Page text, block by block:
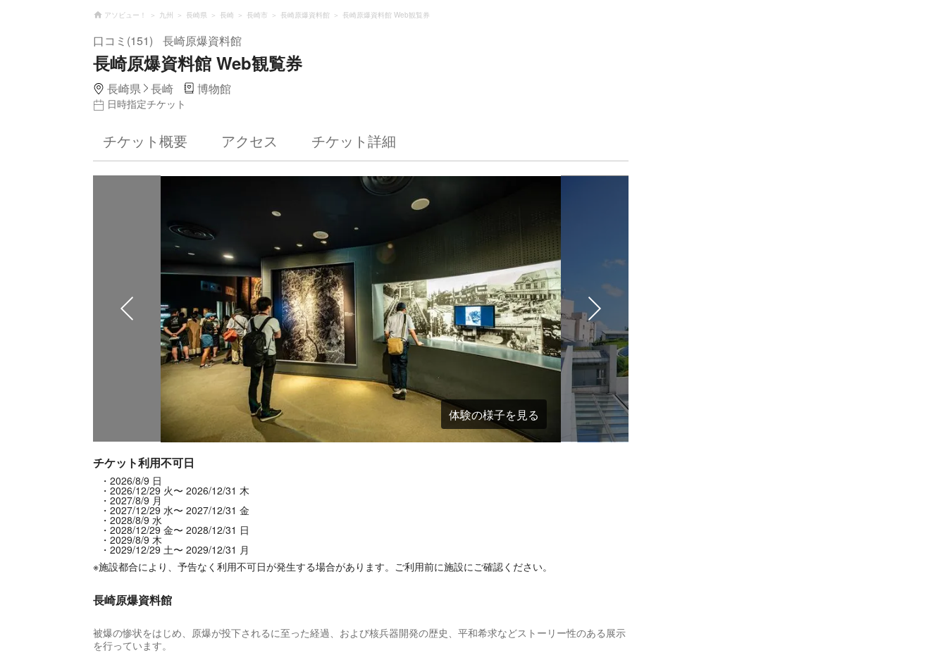
アソビュー！ 九州 長崎県 長崎 長崎市 長崎原爆資料館 長崎原爆資料館 Web観覧券
口コミ(151) 長崎原爆資料館
長崎原爆資料館 Web観覧券
長崎県 長崎 博物館
日時指定チケット
チケット概要 アクセス チケット詳細
体験の様子を見る
チケット利用不可日
2026/8/9 日
2026/12/29 火〜 2026/12/31 木
2027/8/9 月
2027/12/29 水〜 2027/12/31 金
2028/8/9 水
2028/12/29 金〜 2028/12/31 日
2029/8/9 木
2029/12/29 土〜 2029/12/31 月
※施設都合により、予告なく利用不可日が発生する場合があります。ご利用前に施設にご確認ください。
長崎原爆資料館
被爆の惨状をはじめ、原爆が投下されるに至った経過、および核兵器開発の歴史、平和希求などストーリー性のある展示
を行っています。